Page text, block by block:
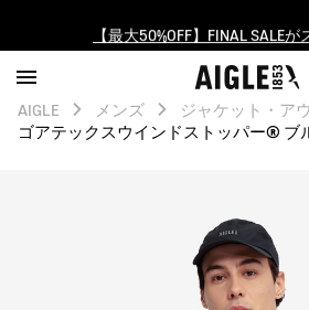
【最大50%OFF】FINAL SALEが
ログイン/会員登録で送料＆
AIGLE CLUB ポイントサービス終
【最大50%OFF】FINAL SALEが
ログイン/会員登録で送料＆
AIGLE メンズ ジャケット・ア
ゴアテックスウインドストッパー® ブ